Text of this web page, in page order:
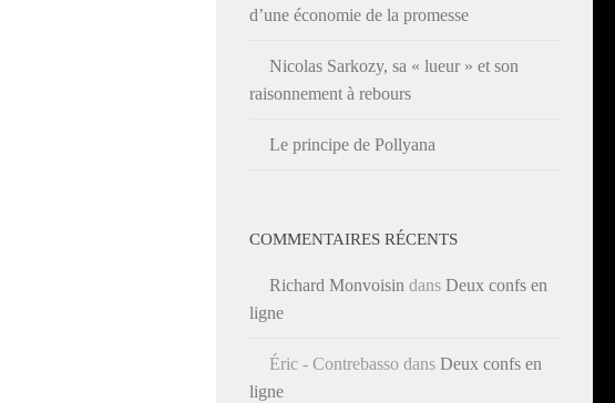
d’une économie de la promesse
Nicolas Sarkozy, sa « lueur » et son
raisonnement à rebours
Le principe de Pollyana
COMMENTAIRES RÉCENTS
Richard Monvoisin dans Deux confs en
ligne
Éric - Contrebasso dans Deux confs en
ligne